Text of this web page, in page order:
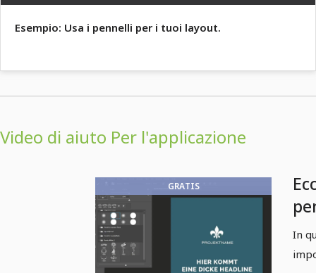
Esempio: Usa i pennelli per i tuoi layout.
Video di aiuto Per l'applicazione
GRATIS
In